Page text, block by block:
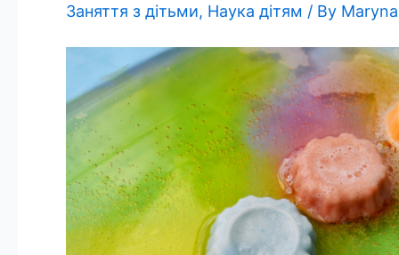
Заняття з дітьми, Наука дітям / By Maryna